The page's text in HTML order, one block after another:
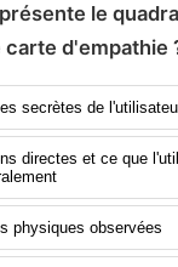
le
carte d'empathie
secrètes de
directes et ce que
physiques observées